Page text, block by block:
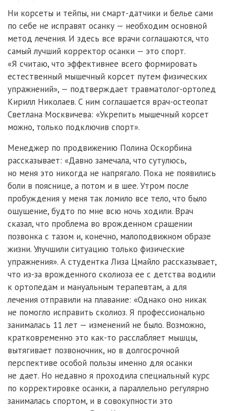
Ни корсеты и тейпы, ни смарт-датчики и белье сами
по себе не исправят осанку — необходим основной
метод лечения. И здесь все врачи соглашаются, что
самый лучший корректор осанки — это спорт.
«Я считаю, что эффективнее всего формировать
естественный мышечный корсет путем физических
упражнений», — подтверждает травматолог-ортопед
Кирилл Николаев. С ним соглашается врач-остеопат
Светлана Москвичева: «Укрепить мышечный корсет
можно, только подключив спорт».
Менеджер по продвижению Полина Оскорбина
рассказывает: «Давно замечала, что сутулюсь,
но меня это никогда не напрягало. Пока не появились
боли в пояснице, а потом и в шее. Утром после
пробуждения у меня так ломило все тело, что было
ощущение, будто по мне всю ночь ходили. Врач
сказал, что проблема во врожденном сращении
позвонка с тазом и, конечно, малоподвижном образе
жизни. Улучшили ситуацию только физические
упражнения». А студентка Лиза Цмайло рассказывает,
что из-за врожденного сколиоза ее с детства водили
к ортопедам и мануальным терапевтам, а для
лечения отправили на плавание: «Однако оно никак
не помогло исправить сколиоз. Я профессионально
занималась 11 лет — изменений не было. Возможно,
кратковременно это как-то расслабляет мышцы,
вытягивает позвоночник, но в долгосрочной
перспективе особой пользы именно для осанки
не дает. Но недавно я проходила специальный курс
по корректировке осанки, а параллельно регулярно
занималась спортом, и в совокупности это